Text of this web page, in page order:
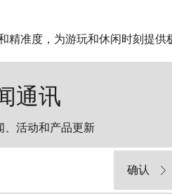
准度，为游玩和休闲时刻提供
通讯
、活动和产品更新
确认